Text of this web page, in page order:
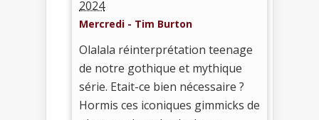
2024
Mercredi - Tim Burton
Olalala réinterprétation teenage
de notre gothique et mythique
série. Etait-ce bien nécessaire ?
Hormis ces iconiques gimmicks de